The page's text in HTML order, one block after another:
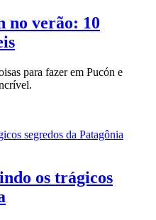
no verão: 10
para fazer em Pucón e
os trágicos